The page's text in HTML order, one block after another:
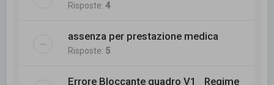
Risposte:4
assenza per prestazione medica
Risposte: 5
Errore Bloccante quadro V1_ Regime